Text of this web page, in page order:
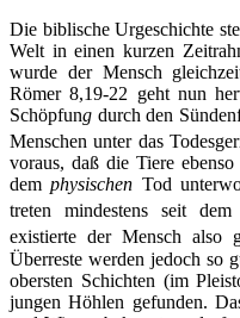
Die biblische Urgeschichte
Welt in einen kurzen
wurde der Mensch
Römer 8,19-22 geht nun
Schöpfung durch den
Menschen unter das
voraus, daß die Tiere
demphysischen Tod
treten mindestens seit
existierte der Mensch also
Überreste werden jedoch so
obersten Schichten (im
jungen Höhlen gefunden.